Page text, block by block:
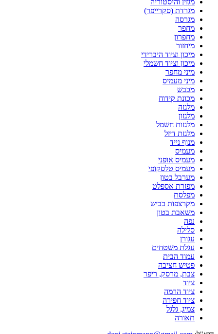
מגזין והיסטוריה
מגרדת (סקרייפר)
מגרסה
מחפר
מחפרון
מיחזור
מיכון וציוד היברידי
מיכון וציוד חשמלי
מיני מחפר
מיני מעמיס
מכבש
מכונת קידוח
מלגזה
מלגזון
מלגזות חשמל
מלגזת דיזל
מנוף נייד
מעמיס
מעמיס אופני
מעמיס טלסקופי
מערבל בטון
מפזרת אספלט
מפלסת
מקרצפות כביש
משאבת בטון
נפה
סלילה
עגורן
עגלת משטחים
עמוד הבית
פטיש חציבה
צבת, מרסק, ריפר
ציוד
ציוד הרמה
ציוד חפירה
צמיג, גלגל
תאורה